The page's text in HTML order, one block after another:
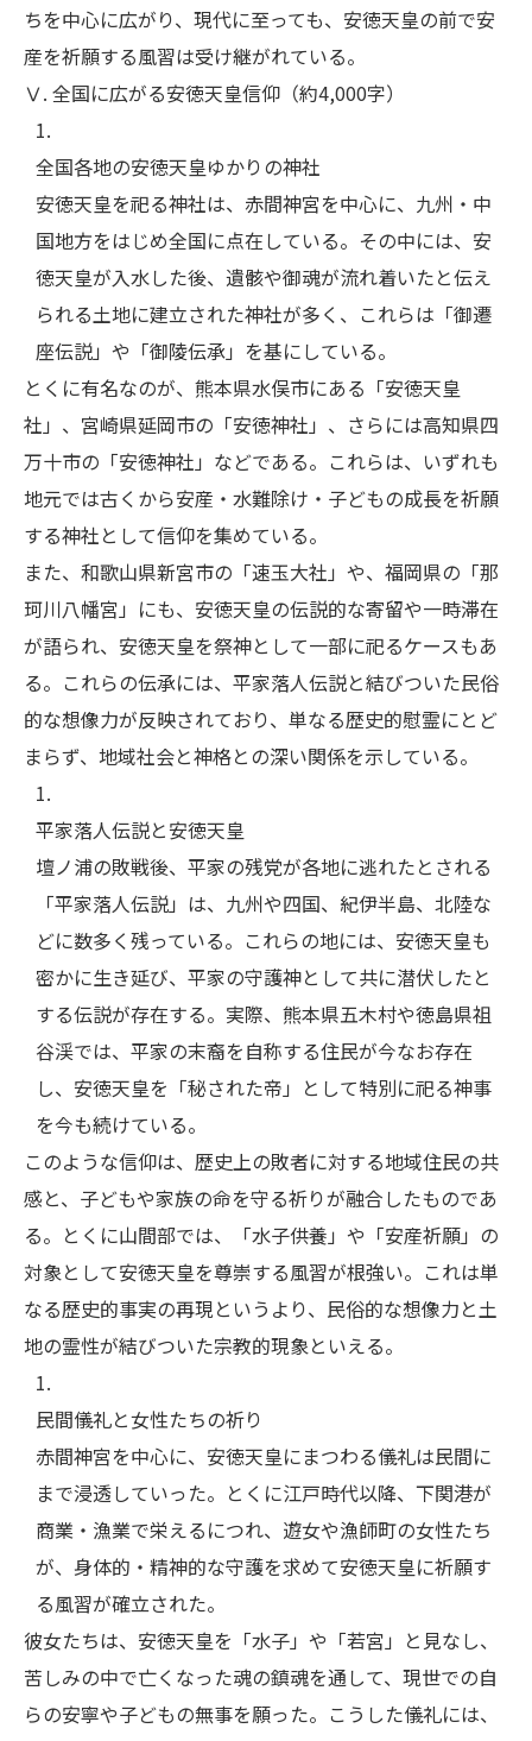
ちを中心に広がり、現代に至っても、安徳天皇の前で安
産を祈願する風習は受け継がれている。
Ⅴ. 全国に広がる安徳天皇信仰（約4,000字）
全国各地の安徳天皇ゆかりの神社
安徳天皇を祀る神社は、赤間神宮を中心に、九州・中
国地方をはじめ全国に点在している。その中には、安
徳天皇が入水した後、遺骸や御魂が流れ着いたと伝え
られる土地に建立された神社が多く、これらは「御遷
座伝説」や「御陵伝承」を基にしている。
とくに有名なのが、熊本県水俣市にある「安徳天皇
社」、宮崎県延岡市の「安徳神社」、さらには高知県四
万十市の「安徳神社」などである。これらは、いずれも
地元では古くから安産・水難除け・子どもの成長を祈願
する神社として信仰を集めている。
また、和歌山県新宮市の「速玉大社」や、福岡県の「那
珂川八幡宮」にも、安徳天皇の伝説的な寄留や一時滞在
が語られ、安徳天皇を祭神として一部に祀るケースもあ
る。これらの伝承には、平家落人伝説と結びついた民俗
的な想像力が反映されており、単なる歴史的慰霊にとど
まらず、地域社会と神格との深い関係を示している。
平家落人伝説と安徳天皇
壇ノ浦の敗戦後、平家の残党が各地に逃れたとされる
「平家落人伝説」は、九州や四国、紀伊半島、北陸な
どに数多く残っている。これらの地には、安徳天皇も
密かに生き延び、平家の守護神として共に潜伏したと
する伝説が存在する。実際、熊本県五木村や徳島県祖
谷渓では、平家の末裔を自称する住民が今なお存在
し、安徳天皇を「秘された帝」として特別に祀る神事
を今も続けている。
このような信仰は、歴史上の敗者に対する地域住民の共
感と、子どもや家族の命を守る祈りが融合したものであ
る。とくに山間部では、「水子供養」や「安産祈願」の
対象として安徳天皇を尊崇する風習が根強い。これは単
なる歴史的事実の再現というより、民俗的な想像力と土
地の霊性が結びついた宗教的現象といえる。
民間儀礼と女性たちの祈り
赤間神宮を中心に、安徳天皇にまつわる儀礼は民間に
まで浸透していった。とくに江戸時代以降、下関港が
商業・漁業で栄えるにつれ、遊女や漁師町の女性たち
が、身体的・精神的な守護を求めて安徳天皇に祈願す
る風習が確立された。
彼女たちは、安徳天皇を「水子」や「若宮」と見なし、
苦しみの中で亡くなった魂の鎮魂を通して、現世での自
らの安寧や子どもの無事を願った。こうした儀礼には、